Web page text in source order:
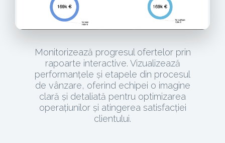
Monitorizează progresul ofertelor prin
rapoarte interactive. Vizualizează
performanțele și etapele din procesul
de vânzare, oferind echipei o imagine
clară și detaliată pentru optimizarea
operațiunilor și atingerea satisfacției
clientului.